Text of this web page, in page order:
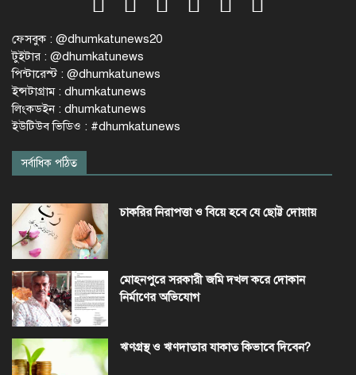
ফেসবুক : @dhumkatunews20
টুইটার : @dhumkatunews
পিন্টারেস্ট : @dhumkatunews
ইন্সটাগ্রাম : dhumkatunews
লিংকডইন : dhumkatunews
ইউটিউব ভিডিও : #dhumkatunews
সর্বাধিক পঠিত
চাকরির নিরাপত্তা ও বিয়ে হবে যে ছোট্ট দোয়ায়
মোহনপুরে সরকারী জমি দখল করে দোকান
নির্মাণের অভিযোগ
ঋণগ্রস্থ ও ঋণদাতার যাকাত কিভাবে দিবেন?